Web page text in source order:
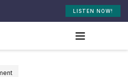
LISTEN NOW!